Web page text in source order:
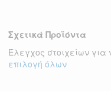
Σχετικά Προϊόντα
Έλεγχος στοιχείων
επιλογή όλων